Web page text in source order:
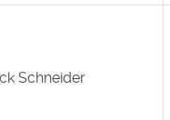
Schneider